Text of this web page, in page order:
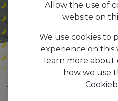
Alle
Movers & Shakers
Allow the use of
website on
We use cookies to
experience on this
learn more about
how we use